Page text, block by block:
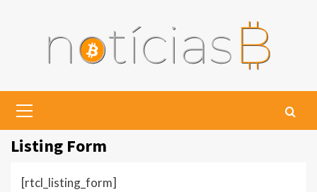
Menu
Listing Form
[rtcl_listing_form]